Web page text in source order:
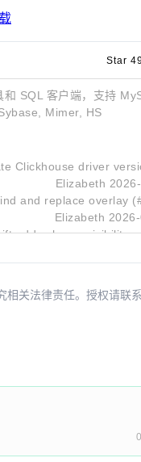
Star
SQL 客户端，支持
Mimer, HS
Clickhouse driver
Elizabeth
and replace overlay
Elizabeth
add schema visibility
相关法律责任。授权请联